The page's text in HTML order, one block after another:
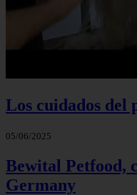
Los cuidados del
05/06/2025
Bewital Petfood,
Germany